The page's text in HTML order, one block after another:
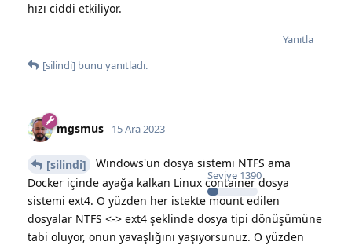
hızı ciddi etkiliyor.
Yanıtla
[silindi] bunu yanıtladı.
mgsmus
Seviye 1390
15 Ara 2023
[silindi]
Windows'un dosya sistemi NTFS ama
Docker içinde ayağa kalkan Linux container dosya
sistemi ext4. O yüzden her istekte mount edilen
dosyalar NTFS <-> ext4 şeklinde dosya tipi dönüşümüne
tabi oluyor, onun yavaşlığını yaşıyorsunuz. O yüzden